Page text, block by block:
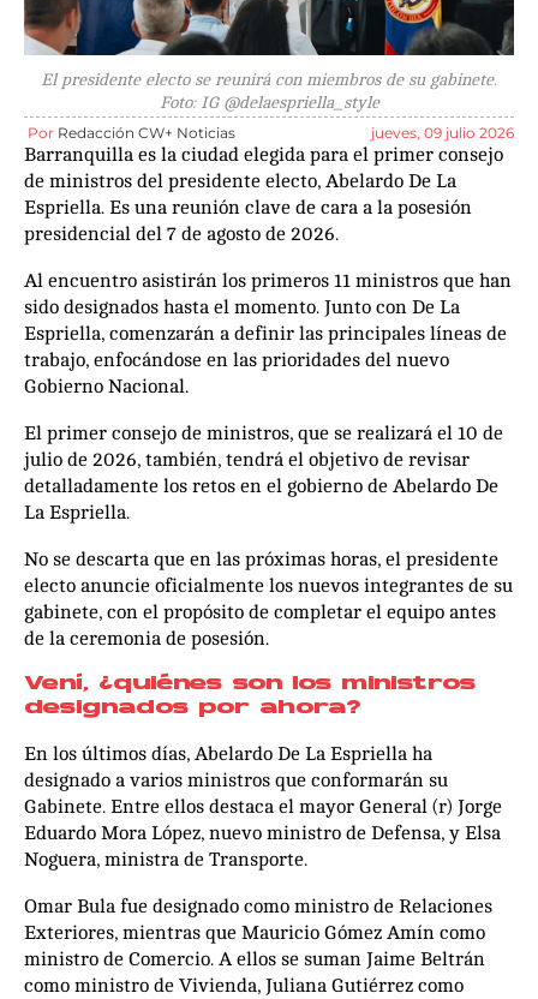
El presidente electo se reunirá con miembros de su gabinete.
Foto: IG @delaespriella_style
Por Redacción CW+ Noticias jueves, 09 julio 2026
Barranquilla es la ciudad elegida para el primer consejo
de ministros del presidente electo, Abelardo De La
Espriella. Es una reunión clave de cara a la posesión
presidencial del 7 de agosto de 2026.
Al encuentro asistirán los primeros 11 ministros que han
sido designados hasta el momento. Junto con De La
Espriella, comenzarán a definir las principales líneas de
trabajo, enfocándose en las prioridades del nuevo
Gobierno Nacional.
El primer consejo de ministros, que se realizará el 10 de
julio de 2026, también, tendrá el objetivo de revisar
detalladamente los retos en el gobierno de Abelardo De
La Espriella.
No se descarta que en las próximas horas, el presidente
electo anuncie oficialmente los nuevos integrantes de su
gabinete, con el propósito de completar el equipo antes
de la ceremonia de posesión.
Vení, ¿quiénes son los ministros
designados por ahora?
En los últimos días, Abelardo De La Espriella ha
designado a varios ministros que conformarán su
Gabinete. Entre ellos destaca el mayor General (r) Jorge
Eduardo Mora López, nuevo ministro de Defensa, y Elsa
Noguera, ministra de Transporte.
Omar Bula fue designado como ministro de Relaciones
Exteriores, mientras que Mauricio Gómez Amín como
ministro de Comercio. A ellos se suman Jaime Beltrán
como ministro de Vivienda, Juliana Gutiérrez como